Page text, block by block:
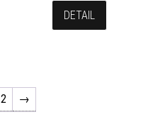
DETAIL
2 →